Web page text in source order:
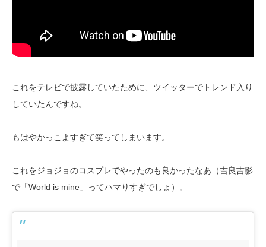
これをテレビで披露していたために、ツイッターでトレンド入り
していたんですね。
もはやかっこよすぎて笑ってしまいます。
これをジョジョのコスプレでやったのも良かったなあ（吉良吉影
で「World is mine」ってハマりすぎでしょ）。